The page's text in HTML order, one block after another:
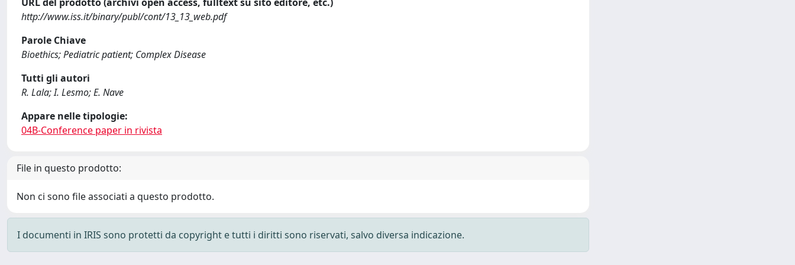
http://www.iss.it/binary/publ/cont/13_13_web.pdf
Parole Chiave
Bioethics; Pediatric patient; Complex Disease
Tutti gli autori
R. Lala; I. Lesmo; E. Nave
Appare nelle tipologie:
04B-Conference paper in rivista
File in questo prodotto:
Non ci sono file associati a questo prodotto.
I documenti in IRIS sono protetti da copyright e tutti i diritti sono riservati, salvo diversa indicazione.